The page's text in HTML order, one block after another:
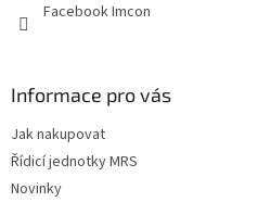
Facebook Imcon
Informace pro vás
Jak nakupovat
Řídicí jednotky MRS
Novinky